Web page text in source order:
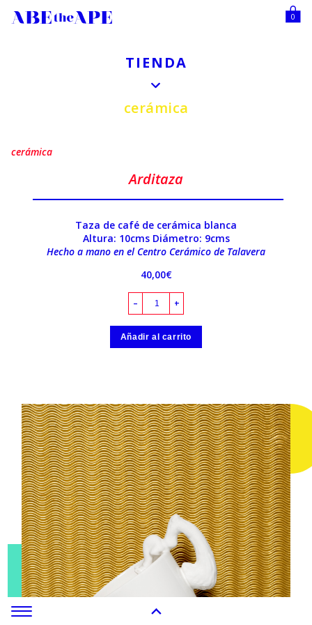
0
TIENDA
cerámica
cerámica
Arditaza
Taza de café de cerámica blanca
Altura: 10cms Diámetro: 9cms
Hecho a mano en el Centro Cerámico de Talavera
40,00€
+
–
Añadir al carrito